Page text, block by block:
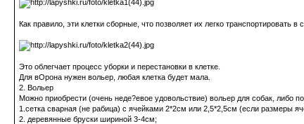
Как правило, эти клетки сборные, что позволяет их легко транспортировать
Это облегчает процесс уборки и перестановки в клетке.
Для вОрона нужен вольер, любая клетка будет мала.
2. Вольер
Можно приобрести (очень неде?евое удовольствие) вольер для собак, либо
1.сетка сварная (не рабица) с ячейками 2*2см или 2,5*2,5см (если размеры
2. деревянные бруски шириной 3-4см;